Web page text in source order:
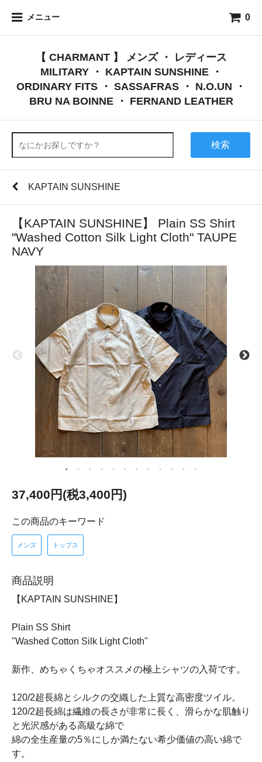
メニュー 0
【 CHARMANT 】 メンズ ・ レディース
MILITARY ・ KAPTAIN SUNSHINE ・
ORDINARY FITS ・ SASSAFRAS ・ N.O.UN ・
BRU NA BOINNE ・ FERNAND LEATHER
検索
KAPTAIN SUNSHINE
【KAPTAIN SUNSHINE】 Plain SS Shirt
"Washed Cotton Silk Light Cloth" TAUPE
NAVY
37,400円(税3,400円)
この商品のキーワード
メンズ トップス
商品説明
【KAPTAIN SUNSHINE】
Plain SS Shirt
"Washed Cotton Silk Light Cloth"
新作、めちゃくちゃオススメの極上シャツの入荷です。
120/2超長綿とシルクの交織した上質な高密度ツイル。
120/2超長綿は繊維の長さが非常に長く、滑らかな肌触り
と光沢感がある高級な綿で
綿の全生産量の5％にしか満たない希少価値の高い綿で
す。